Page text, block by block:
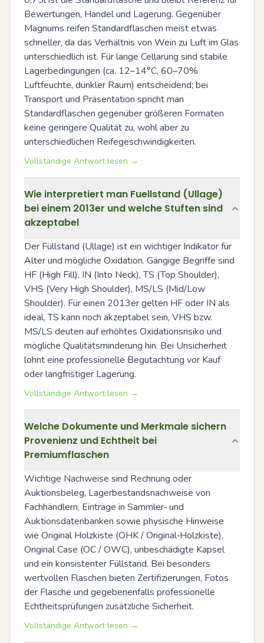
Bewertungen, Handel und Lagerung. Gegenüber
Magnums reifen Standardflaschen meist etwas
schneller, da das Verhältnis von Wein zu Luft im Glas
unterschiedlich ist. Für lange Cellarung sind stabile
Lagerbedingungen (ca. 12–14°C, 60–70%
Luftfeuchte, dunkler Raum) entscheidend; bei
Transport und Präsentation spricht man
Standardflaschen gegenüber größeren Formaten
keine geringere Qualität zu, wohl aber zu
unterschiedlichen Reifegeschwindigkeiten.
Vollständige Antwort lesen →
Wie interpretiert man Fuellstand (Ullage)
bei einem 2013er und welche Stuften sind
akzeptabel
Der Füllstand (Ullage) ist ein wichtiger Indikator für
Alter und mögliche Oxidation. Gängige Begriffe sind
HF (High Fill), IN (Into Neck), TS (Top Shoulder),
VHS (Very High Shoulder), MS/LS (Mid/Low
Shoulder). Für einen 2013er gelten HF oder IN als
ideal, TS kann noch akzeptabel sein, VHS bzw.
MS/LS deuten auf erhöhtes Oxidationsrisiko und
mögliche Qualitätsminderung hin. Bei Unsicherheit
lohnt eine professionelle Begutachtung vor Kauf
oder langfristiger Lagerung.
Vollständige Antwort lesen →
Welche Dokumente und Merkmale sichern
Provenienz und Echtheit bei
Premiumflaschen
Wichtige Nachweise sind Rechnung oder
Auktionsbeleg, Lagerbestandsnachweise von
Fachhändlern, Einträge in Sammler‑ und
Auktionsdatenbanken sowie physische Hinweise
wie Original Holzkiste (OHK / Original‑Holzkiste),
Original Case (OC / OWC), unbeschädigte Kapsel
und ein konsistenter Füllstand. Bei besonders
wertvollen Flaschen bieten Zertifizierungen, Fotos
der Flasche und gegebenenfalls professionelle
Echtheitsprüfungen zusätzliche Sicherheit.
Vollständige Antwort lesen →